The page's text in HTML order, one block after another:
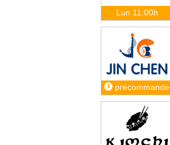
Lun 11:00h
précommande